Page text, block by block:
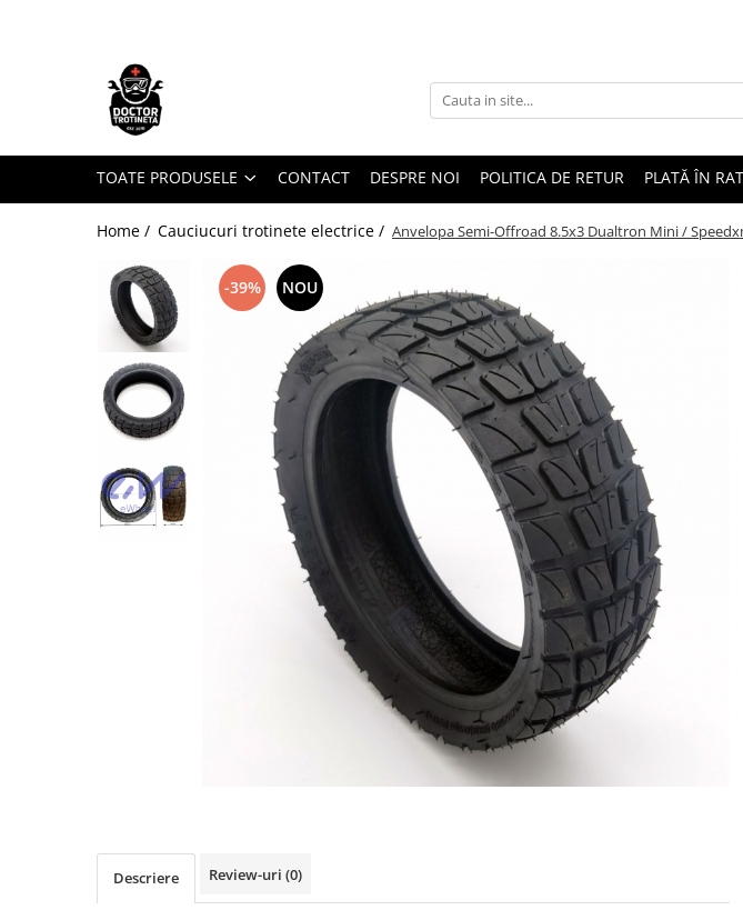
Toate Produsele
Piese de schimb
https://www.doctortrotineta.ro/electrica
Acceleratie
Acumulatori
Contact cu cheie
https://www.doctortrotineta.ro/frane
Discuri frana
TOATE PRODUSELE CONTACT DESPRE NOI POLITICA DE RETUR PLATĂ ÎN
Home / Cauciucuri trotinete electrice / Anvelopa Semi-Offroad 8.5x3 Dualtron Mini /
-39% NOU
Descriere Review-uri (0)